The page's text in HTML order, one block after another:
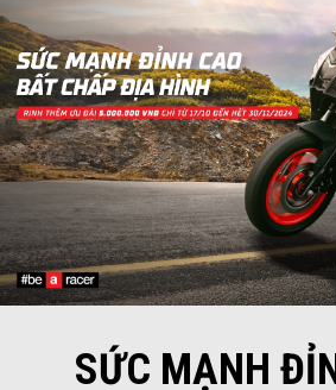
SỨC MẠNH